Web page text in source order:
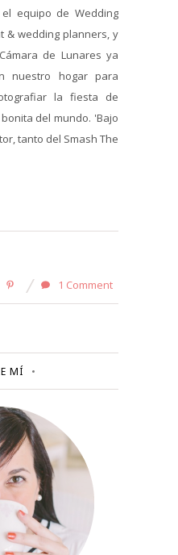
equipo de Wedding
& wedding planners, y
de Lunares ya
nuestro hogar para
la fiesta de
del mundo. 'Bajo
tanto del Smash The
1 Comment
MÍ